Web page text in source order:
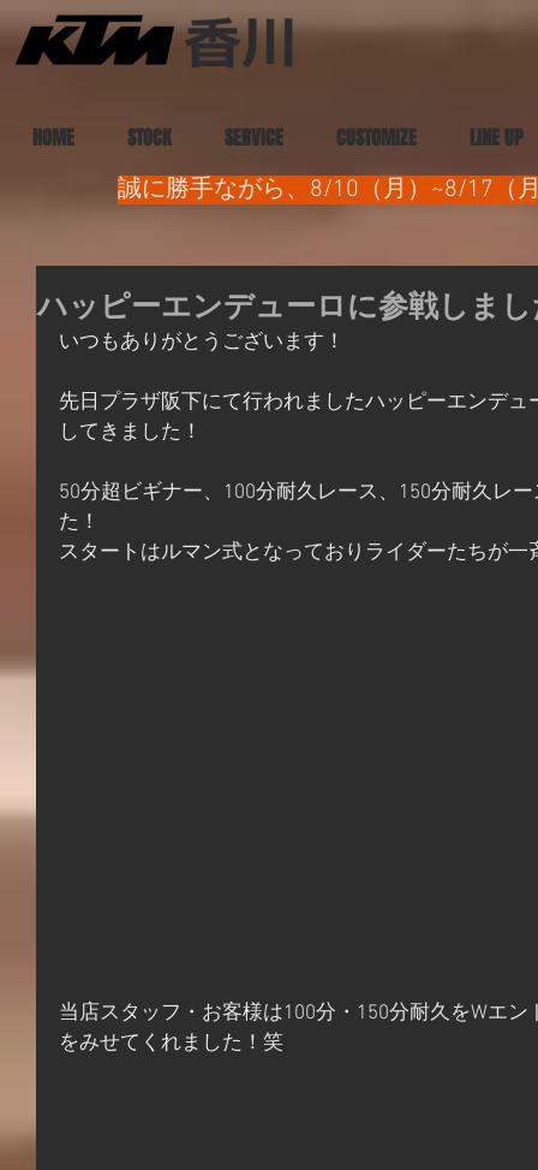
HOME STOCK SERVICE CUSTOMIZE LINE UP
誠に勝手ながら、8/10（月）~8/17（
ハッピーエンデューロに参戦しま
いつもありがとうございます！
先日プラザ阪下にて行われましたハッピーエンデ
してきました！
50分超ビギナー、100分耐久レース、150分耐久レ
た！
スタートはルマン式となっておりライダーたちが
当店スタッフ・お客様は100分・150分耐久をWエ
をみせてくれました！笑